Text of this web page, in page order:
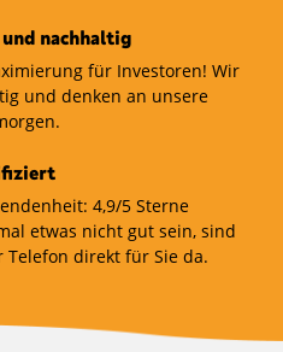
nachhaltig
für Investoren! Wir
und denken an unsere
4,9/5 Sterne
etwas nicht gut sein, sind
direkt für Sie da.